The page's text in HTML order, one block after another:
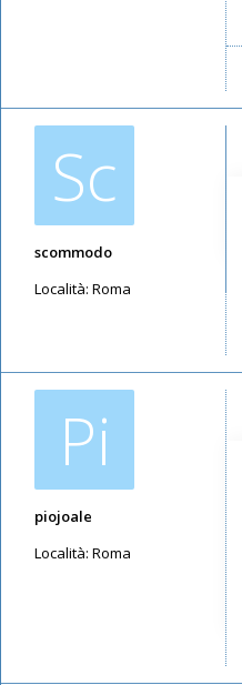
Sc
scommodo
Località: Roma
Pi
piojoale
Località: Roma